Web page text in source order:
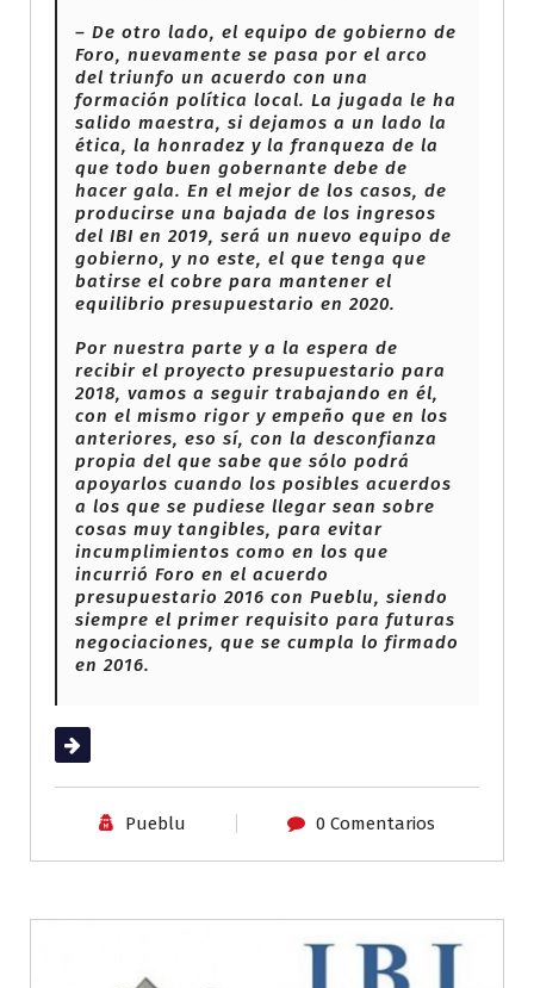
– De otro lado, el equipo de gobierno de
Foro, nuevamente se pasa por el arco
del triunfo un acuerdo con una
formación política local. La jugada le ha
salido maestra, si dejamos a un lado la
ética, la honradez y la franqueza de la
que todo buen gobernante debe de
hacer gala. En el mejor de los casos, de
producirse una bajada de los ingresos
del IBI en 2019, será un nuevo equipo de
gobierno, y no este, el que tenga que
batirse el cobre para mantener el
equilibrio presupuestario en 2020.
Por nuestra parte y a la espera de
recibir el proyecto presupuestario para
2018, vamos a seguir trabajando en él,
con el mismo rigor y empeño que en los
anteriores, eso sí, con la desconfianza
propia del que sabe que sólo podrá
apoyarlos cuando los posibles acuerdos
a los que se pudiese llegar sean sobre
cosas muy tangibles, para evitar
incumplimientos como en los que
incurrió Foro en el acuerdo
presupuestario 2016 con Pueblu, siendo
siempre el primer requisito para futuras
negociaciones, que se cumpla lo firmado
en 2016.
Leer más
Pueblu 0 Comentarios